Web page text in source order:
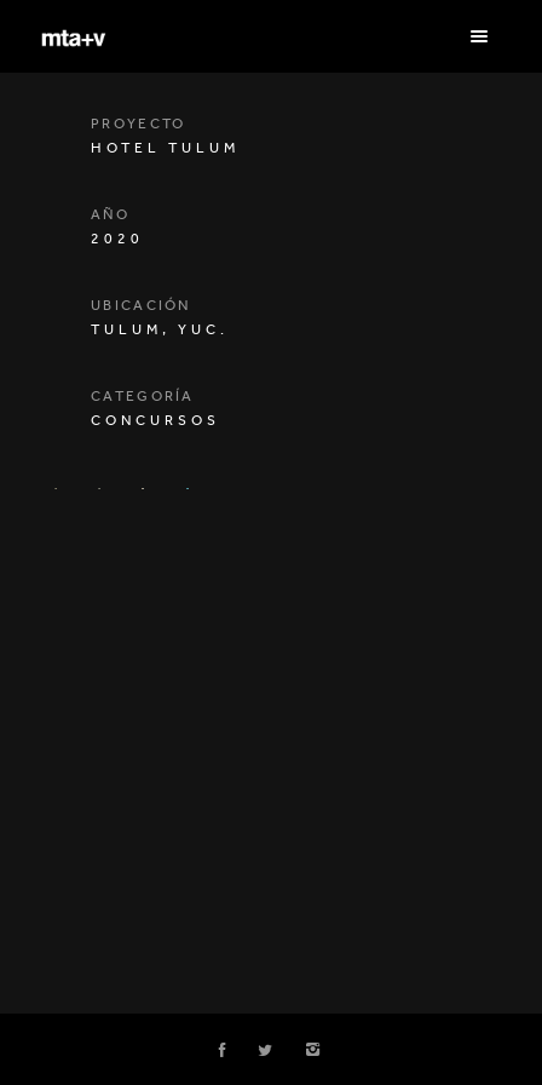
PROYECTO
HOTEL TULUM
AÑO
2020
UBICACIÓN
TULUM, YUC.
CATEGORÍA
CONCURSOS